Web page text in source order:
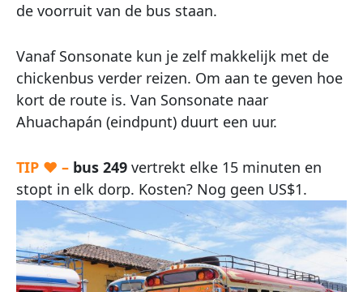
de voorruit van de bus staan.
Vanaf Sonsonate kun je zelf makkelijk met de
chickenbus verder reizen. Om aan te geven hoe
kort de route is. Van Sonsonate naar
Ahuachapán (eindpunt) duurt een uur.
TIP ♥ – bus 249 vertrekt elke 15 minuten en
stopt in elk dorp. Kosten? Nog geen US$1.